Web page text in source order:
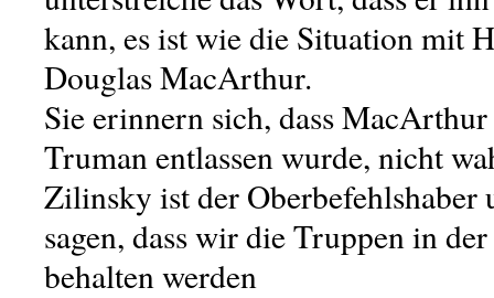
kann, es ist wie die Situation mit
Douglas MacArthur.
Sie erinnern sich, dass
Truman entlassen wurde, nicht
Zilinsky ist der Oberbefehlshaber
sagen, dass wir die Truppen in
behalten werden